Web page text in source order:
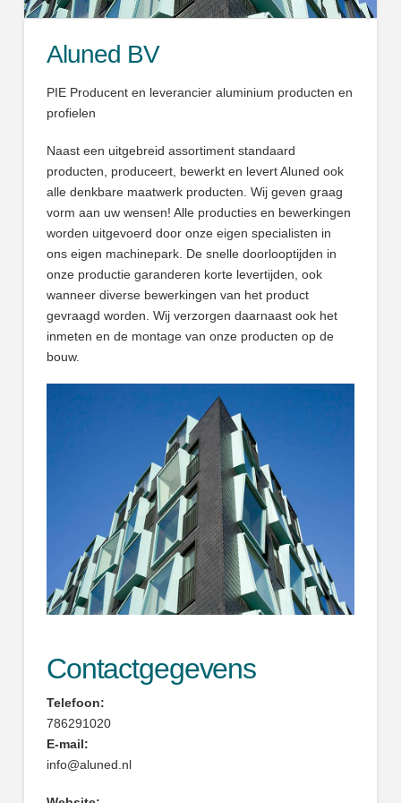
Aluned BV
PIE Producent en leverancier aluminium producten en
profielen
Naast een uitgebreid assortiment standaard
producten, produceert, bewerkt en levert Aluned ook
alle denkbare maatwerk producten. Wij geven graag
vorm aan uw wensen! Alle producties en bewerkingen
worden uitgevoerd door onze eigen specialisten in
ons eigen machinepark. De snelle doorlooptijden in
onze productie garanderen korte levertijden, ook
wanneer diverse bewerkingen van het product
gevraagd worden. Wij verzorgen daarnaast ook het
inmeten en de montage van onze producten op de
bouw.
Contactgegevens
Telefoon:
786291020
E-mail:
info@aluned.nl